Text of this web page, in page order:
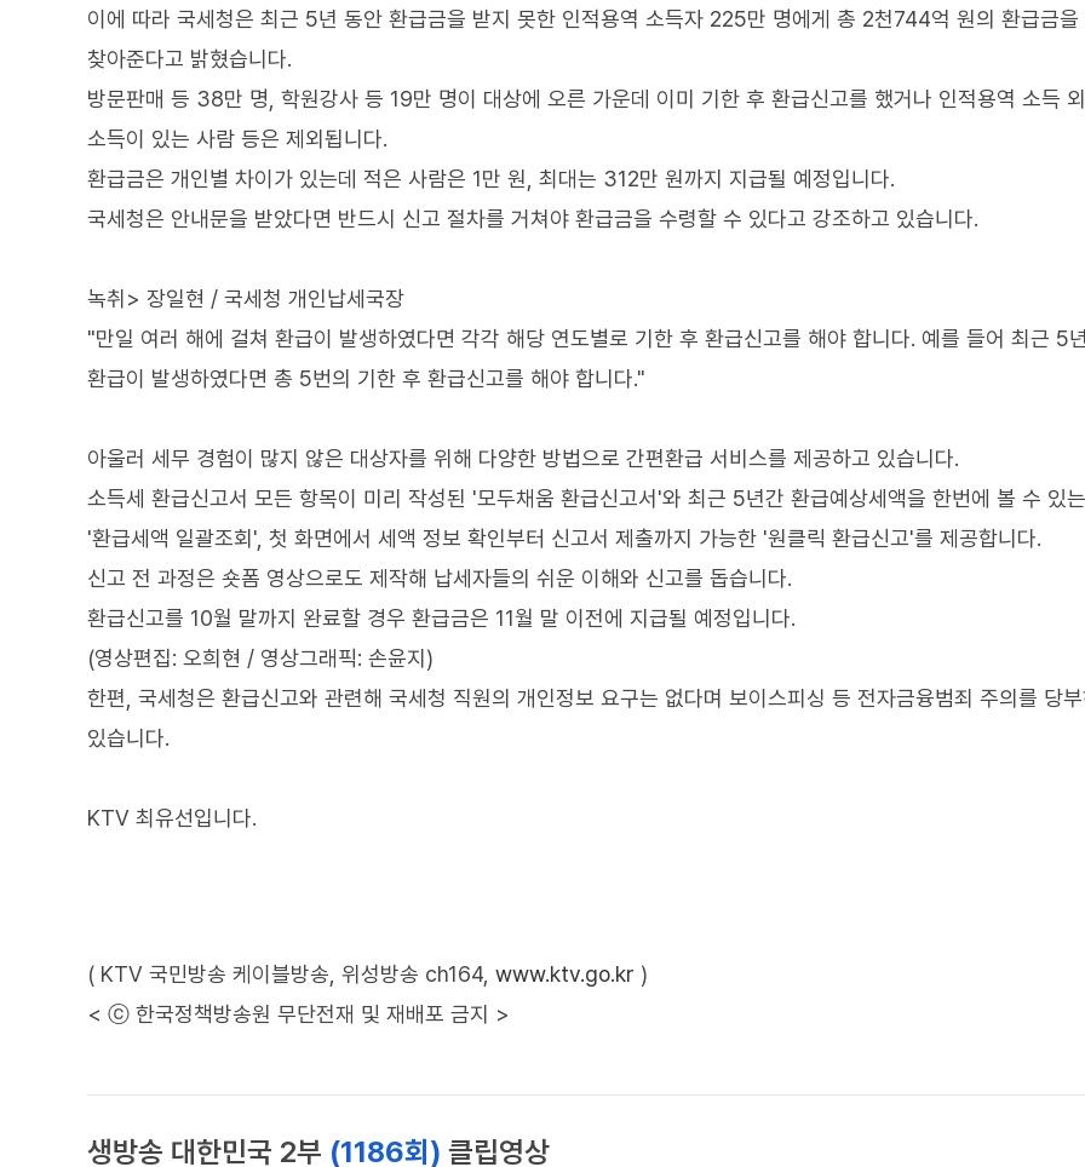
이에 따라 국세청은 최근 5년 동안 환급금을 받지 못한 인적용역 소득자 225만 명에게 총 2천744억 원의 환급금을
찾아준다고 밝혔습니다.
방문판매 등 38만 명, 학원강사 등 19만 명이 대상에 오른 가운데 이미 기한 후 환급신고를 했거나 인적용역 소득
소득이 있는 사람 등은 제외됩니다.
환급금은 개인별 차이가 있는데 적은 사람은 1만 원, 최대는 312만 원까지 지급될 예정입니다.
국세청은 안내문을 받았다면 반드시 신고 절차를 거쳐야 환급금을 수령할 수 있다고 강조하고 있습니다.
녹취> 장일현 / 국세청 개인납세국장
"만일 여러 해에 걸쳐 환급이 발생하였다면 각각 해당 연도별로 기한 후 환급신고를 해야 합니다. 예를 들어 최근 5
환급이 발생하였다면 총 5번의 기한 후 환급신고를 해야 합니다."
아울러 세무 경험이 많지 않은 대상자를 위해 다양한 방법으로 간편환급 서비스를 제공하고 있습니다.
소득세 환급신고서 모든 항목이 미리 작성된 '모두채움 환급신고서'와 최근 5년간 환급예상세액을 한번에 볼 수 있는
'환급세액 일괄조회', 첫 화면에서 세액 정보 확인부터 신고서 제출까지 가능한 '원클릭 환급신고'를 제공합니다.
신고 전 과정은 숏폼 영상으로도 제작해 납세자들의 쉬운 이해와 신고를 돕습니다.
환급신고를 10월 말까지 완료할 경우 환급금은 11월 말 이전에 지급될 예정입니다.
(영상편집: 오희현 / 영상그래픽: 손윤지)
한편, 국세청은 환급신고와 관련해 국세청 직원의 개인정보 요구는 없다며 보이스피싱 등 전자금융범죄 주의를 당
있습니다.
KTV 최유선입니다.
( KTV 국민방송 케이블방송, 위성방송 ch164, www.ktv.go.kr )
< ⓒ 한국정책방송원 무단전재 및 재배포 금지 >
생방송 대한민국 2부 (1186회) 클립영상